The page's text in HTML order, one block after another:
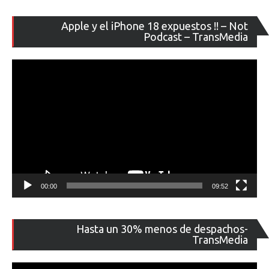
Apple y el iPhone 18 expuestos !! – Not
Podcast – TransMedia
de
00:00 09:52
Hasta un 30% menos de despachos-
TransMedia
de